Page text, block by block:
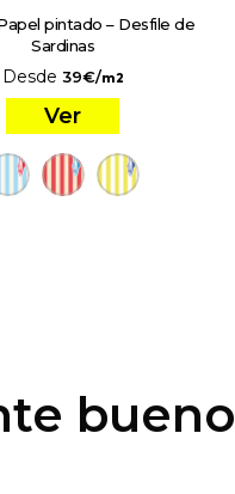
pintado – Desfile de
Sardinas
Desde 39€/m2
Ver
bueno